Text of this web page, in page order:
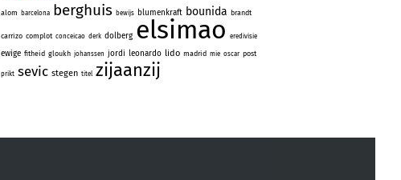
alom barcelona berghuis bewijs blumenkraft bounida brandt
carrizo complot conceicao derk dolberg elsimao eredivisie
ewige fitheid gloukh johanssen jordi leonardo lido madrid mie oscar post
prikt sevic stegen titel zijaanzij